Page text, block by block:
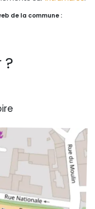
de la commune :